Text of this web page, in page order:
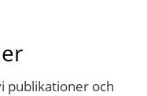
publikationer och